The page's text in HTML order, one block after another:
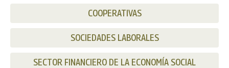
COOPERATIVAS
SOCIEDADES LABORALES
SECTOR FINANCIERO DE LA ECONOMÍA SOCIAL